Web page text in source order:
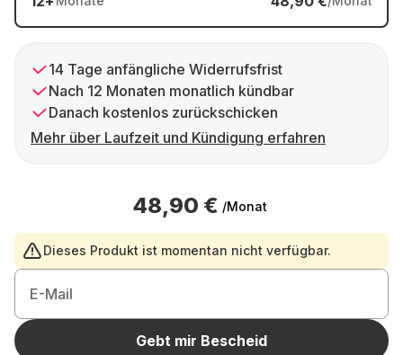
14 Tage anfängliche Widerrufsfrist
Nach 12 Monaten monatlich kündbar
Danach kostenlos zurückschicken
Mehr über Laufzeit und Kündigung erfahren
48,90 € /Monat
Dieses Produkt ist momentan nicht verfügbar.
E-Mail
Gebt mir Bescheid